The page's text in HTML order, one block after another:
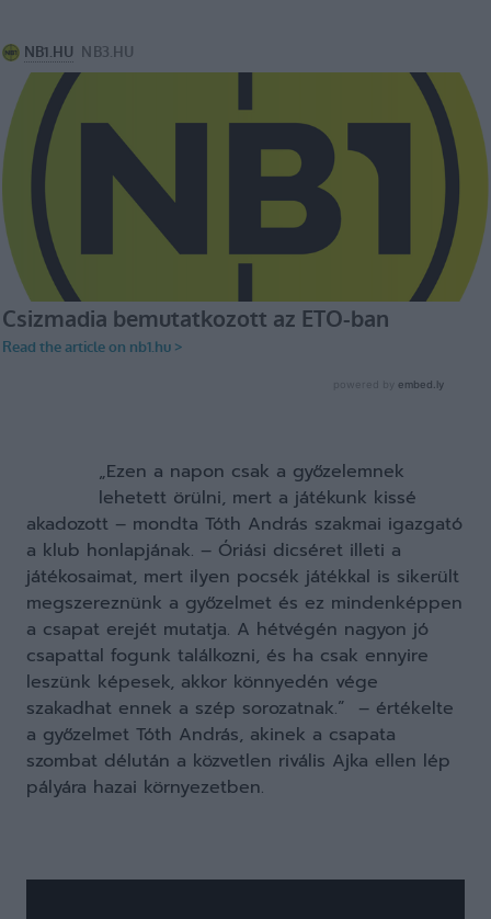
„Ezen a napon csak a győzelemnek
lehetett örülni, mert a játékunk kissé
akadozott – mondta Tóth András szakmai igazgató
a klub honlapjának. – Óriási dicséret illeti a
játékosaimat, mert ilyen pocsék játékkal is sikerült
megszereznünk a győzelmet és ez mindenképpen
a csapat erejét mutatja. A hétvégén nagyon jó
csapattal fogunk találkozni, és ha csak ennyire
leszünk képesek, akkor könnyedén vége
szakadhat ennek a szép sorozatnak.” – értékelte
a győzelmet Tóth András, akinek a csapata
szombat délután a közvetlen rivális Ajka ellen lép
pályára hazai környezetben.